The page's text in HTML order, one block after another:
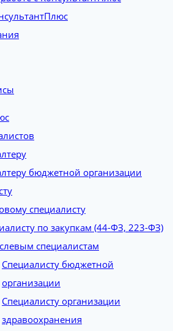
бюджетной организации
специалисту
по закупкам (44-ФЗ, 223-ФЗ)
специалистам
Специалисту бюджетной
организации
Специалисту организации
здравоохранения